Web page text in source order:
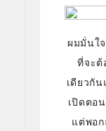
ผมมั่นใ
ที่จะต้
เดียวกั
เปิดตอ
แต่พอ